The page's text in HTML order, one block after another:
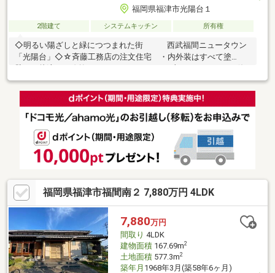
福岡県福津市光陽台１
2階建て システムキッチン 所有権
◇明るい陽ざしと緑につつまれた街 西武福間ニュータウン
「光陽台」◇☆斉藤工務店の注文住宅 ・内外装はすべて塗
用 ・床下エアコン などなど、こだわり多数です！◎令和3年3
月建築◎耐震等級3◎駐車場2台分(車種により3台駐車可) ～北側
は6.2ｍ幅の道路、東側は通路、 東南側は遊歩道に面
しています～
福岡県福津市福間南２ 7,880万円 4LDK
7,880万円
間取り 4LDK
建物面積167.69m2
土地面積577.3m2
築年月 1968年3月(築58年6ヶ月)